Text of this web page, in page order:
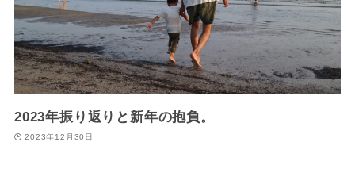
2023年振り返りと新年の抱負。
2023年12月30日